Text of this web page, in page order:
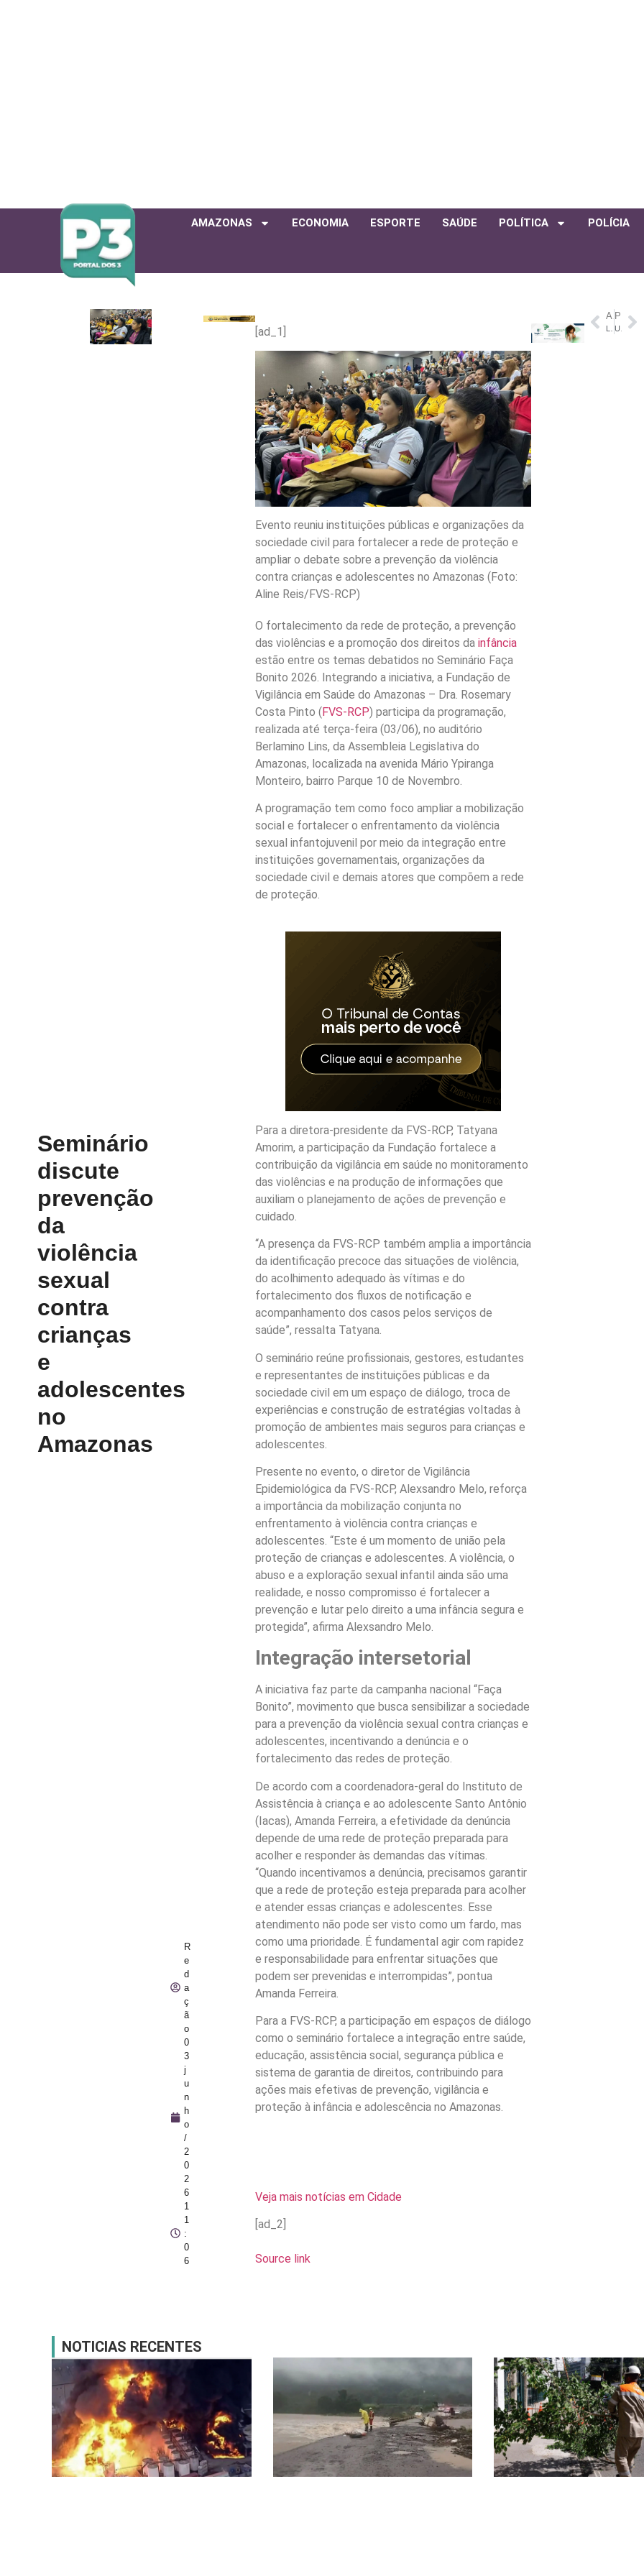
AMAZONAS ECONOMIA ESPORTE SAÚDE POLÍTICA POLÍCIA
Seminário
discute
prevenção
da
violência
sexual
contra
crianças
e
adolescentes
no
Amazonas
R
e
d
a
ç
ã
o
0
3
j
u
n
h
o
/
2
0
2
6
1
1
:
0
6
[ad_1]
Evento reuniu instituições públicas e organizações da
sociedade civil para fortalecer a rede de proteção e
ampliar o debate sobre a prevenção da violência
contra crianças e adolescentes no Amazonas (Foto:
Aline Reis/FVS-RCP)
O fortalecimento da rede de proteção, a prevenção
das violências e a promoção dos direitos dainfância
estão entre os temas debatidos no Seminário Faça
Bonito 2026. Integrando a iniciativa, a Fundação de
Vigilância em Saúde do Amazonas – Dra. Rosemary
Costa Pinto (FVS-RCP) participa da programação,
realizada até terça-feira (03/06), no auditório
Berlamino Lins, da Assembleia Legislativa do
Amazonas, localizada na avenida Mário Ypiranga
Monteiro, bairro Parque 10 de Novembro.
A programação tem como foco ampliar a mobilização
social e fortalecer o enfrentamento da violência
sexual infantojuvenil por meio da integração entre
instituições governamentais, organizações da
sociedade civil e demais atores que compõem a rede
de proteção.
Para a diretora-presidente da FVS-RCP, Tatyana
Amorim, a participação da Fundação fortalece a
contribuição da vigilância em saúde no monitoramento
das violências e na produção de informações que
auxiliam o planejamento de ações de prevenção e
cuidado.
“A presença da FVS-RCP também amplia a importância
da identificação precoce das situações de violência,
do acolhimento adequado às vítimas e do
fortalecimento dos fluxos de notificação e
acompanhamento dos casos pelos serviços de
saúde”, ressalta Tatyana.
O seminário reúne profissionais, gestores, estudantes
e representantes de instituições públicas e da
sociedade civil em um espaço de diálogo, troca de
experiências e construção de estratégias voltadas à
promoção de ambientes mais seguros para crianças e
adolescentes.
Presente no evento, o diretor de Vigilância
Epidemiológica da FVS-RCP, Alexsandro Melo, reforça
a importância da mobilização conjunta no
enfrentamento à violência contra crianças e
adolescentes. “Este é um momento de união pela
proteção de crianças e adolescentes. A violência, o
abuso e a exploração sexual infantil ainda são uma
realidade, e nosso compromisso é fortalecer a
prevenção e lutar pelo direito a uma infância segura e
protegida”, afirma Alexsandro Melo.
Integração intersetorial
A iniciativa faz parte da campanha nacional “Faça
Bonito”, movimento que busca sensibilizar a sociedade
para a prevenção da violência sexual contra crianças e
adolescentes, incentivando a denúncia e o
fortalecimento das redes de proteção.
De acordo com a coordenadora-geral do Instituto de
Assistência à criança e ao adolescente Santo Antônio
(Iacas), Amanda Ferreira, a efetividade da denúncia
depende de uma rede de proteção preparada para
acolher e responder às demandas das vítimas.
“Quando incentivamos a denúncia, precisamos garantir
que a rede de proteção esteja preparada para acolher
e atender essas crianças e adolescentes. Esse
atendimento não pode ser visto como um fardo, mas
como uma prioridade. É fundamental agir com rapidez
e responsabilidade para enfrentar situações que
podem ser prevenidas e interrompidas”, pontua
Amanda Ferreira.
Para a FVS-RCP, a participação em espaços de diálogo
como o seminário fortalece a integração entre saúde,
educação, assistência social, segurança pública e
sistema de garantia de direitos, contribuindo para
ações mais efetivas de prevenção, vigilância e
proteção à infância e adolescência no Amazonas.
Veja mais notícias em Cidade
[ad_2]
Source link
ANTERIOR
Lote da água mineral Crystal sem gás tem recolhimento voluntário — Agência Nacional de Vigilância Sanitária
PRÓXIMO
NOTICIAS RECENTES